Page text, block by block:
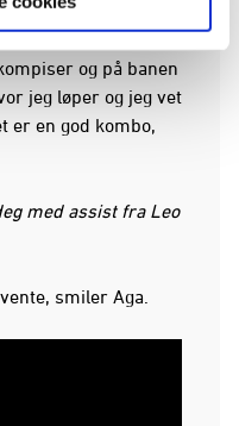
har vel smisket litt
vært mulig å hente
og på banen
jeg løper og jeg vet
er en god kombo,
med assist fra Leo
smiler Aga.